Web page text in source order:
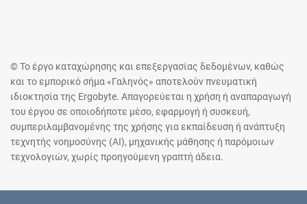
© Το έργο καταχώρησης και επεξεργασίας δεδομένων, καθώς
και το εμπορικό σήμα «Γαληνός» αποτελούν πνευματική
ιδιοκτησία της Ergobyte. Απαγορεύεται η χρήση ή αναπαραγωγή
του έργου σε οποιοδήποτε μέσο, εφαρμογή ή συσκευή,
συμπεριλαμβανομένης της χρήσης για εκπαίδευση ή ανάπτυξη
τεχνητής νοημοσύνης (AI), μηχανικής μάθησης ή παρόμοιων
τεχνολογιών, χωρίς προηγούμενη γραπτή άδεια.